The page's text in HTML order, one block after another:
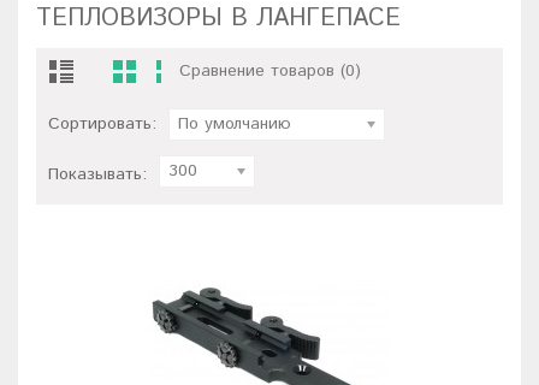
ТЕПЛОВИЗОРЫ В ЛАНГЕПАСЕ
Сравнение товаров (0)
Сортировать: По умолчанию
Показывать: 300